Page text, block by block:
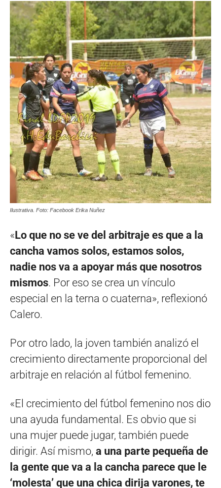
Ilustrativa. Foto: Facebook Erika Nuñez
«Lo que no se ve del arbitraje es que a la
cancha vamos solos, estamos solos,
nadie nos va a apoyar más que nosotros
mismos. Por eso se crea un vínculo
especial en la terna o cuaterna», reflexionó
Calero.
Por otro lado, la joven también analizó el
crecimiento directamente proporcional del
arbitraje en relación al fútbol femenino.
«El crecimiento del fútbol femenino nos dio
una ayuda fundamental. Es obvio que si
una mujer puede jugar, también puede
dirigir. Así mismo, a una parte pequeña de
la gente que va a la cancha parece que le
‘molesta’ que una chica dirija varones, te